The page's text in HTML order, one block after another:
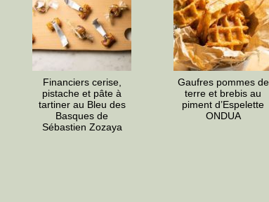
Financiers cerise,
pistache et pâte à
tartiner au Bleu des
Basques de
Sébastien Zozaya
Gaufres pommes de
terre et brebis au
piment d’Espelette
ONDUA